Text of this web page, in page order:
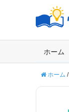
ホーム
ホーム /